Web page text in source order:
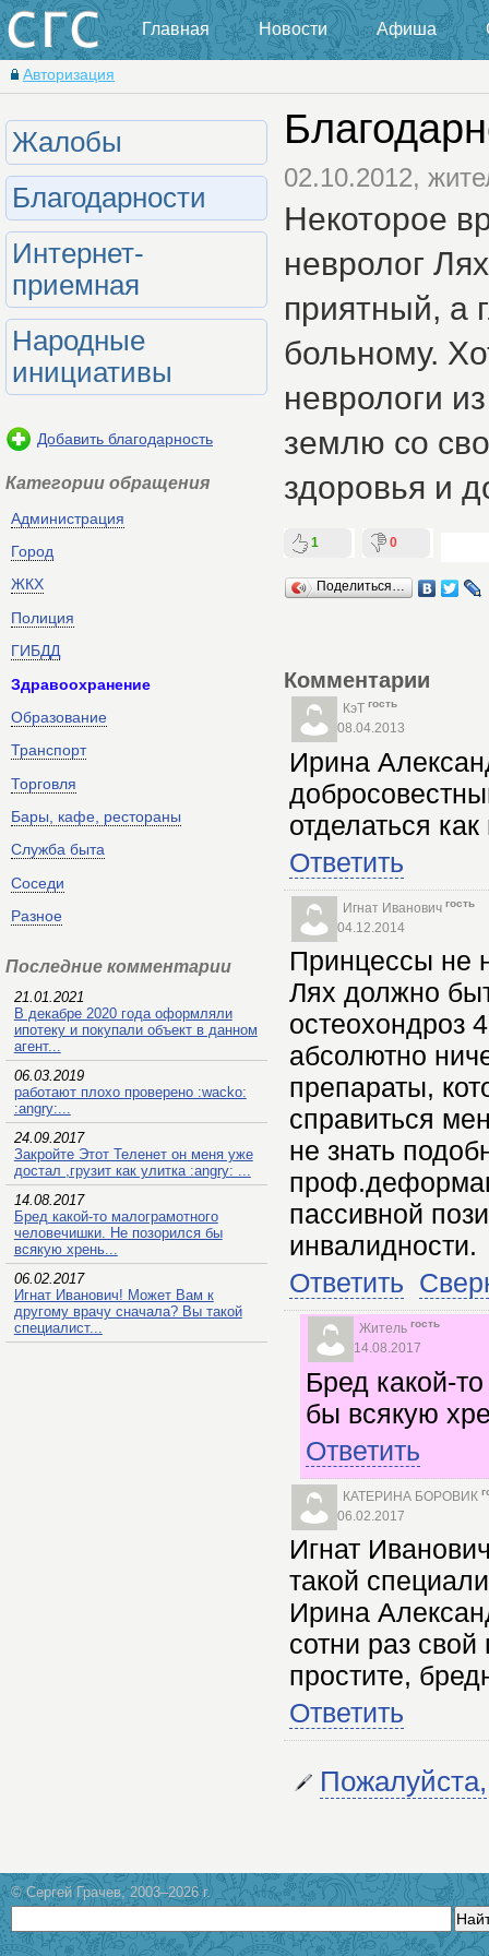
Главная Новости Афиша
Авторизация
Жалобы
Благодарности
Интернет-
приемная
Народные
инициативы
Добавить благодарность
Категории обращения
Администрация
Город
ЖКХ
Полиция
ГИБДД
Здравоохранение
Образование
Транспорт
Торговля
Бары, кафе, рестораны
Служба быта
Соседи
Разное
Последние комментарии
21.01.2021
В декабре 2020 года оформляли
ипотеку и покупали объект в данном
агент...
06.03.2019
работают плохо проверено :wacko:
:angry:...
24.09.2017
Закройте Этот Теленет он меня уже
достал ,грузит как улитка :angry: ...
14.08.2017
Бред какой-то малограмотного
человечишки. Не позорился бы
всякую хрень...
06.02.2017
Игнат Иванович! Может Вам к
другому врачу сначала? Вы такой
специалист...
02.10.2012,
Некоторое
невролог
приятный, а
больному.
неврологи
землю со
здоровья и
1 0
Поделиться…
Комментарии
КэТ гость
08.04.2013
Ирина
отделаться
Ответить
Игнат Иванович гость
04.12.2014
Принцессы не
Лях должно
остеохондроз
абсолютно
препараты,
справиться
не знать
пассивной
инвалидности.
Ответить
Житель гость
14.08.2017
Бред какой-
бы всякую
Ответить
КАТЕРИНА БОРОВИК
06.02.2017
Игнат
такой
Ирина
сотни раз
простите,
Ответить
© Сергей Грачев, 2003–2026 г.